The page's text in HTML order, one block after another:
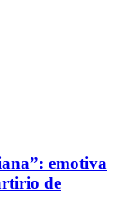
emotiva
de